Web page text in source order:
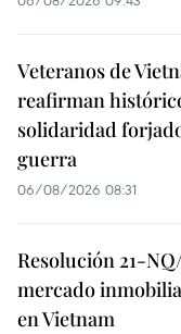
Veteranos de
reafirman
solidaridad
guerra
06/08/2026 08:31
Resolución 21-
mercado
en Vietnam